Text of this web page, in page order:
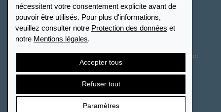
nécessitent votre consentement explicite avant de
pouvoir être utilisés. Pour plus d'informations,
veuillez consulter notre Protection des données et
notre Mentions légales.
Accepter tous
Refuser tout
Paramètres
France
Paramètres des cookies
Contact
Droit de rétractation Résilier le contrat
© 2026 LEUCHTTURM. Tous droits réservés.